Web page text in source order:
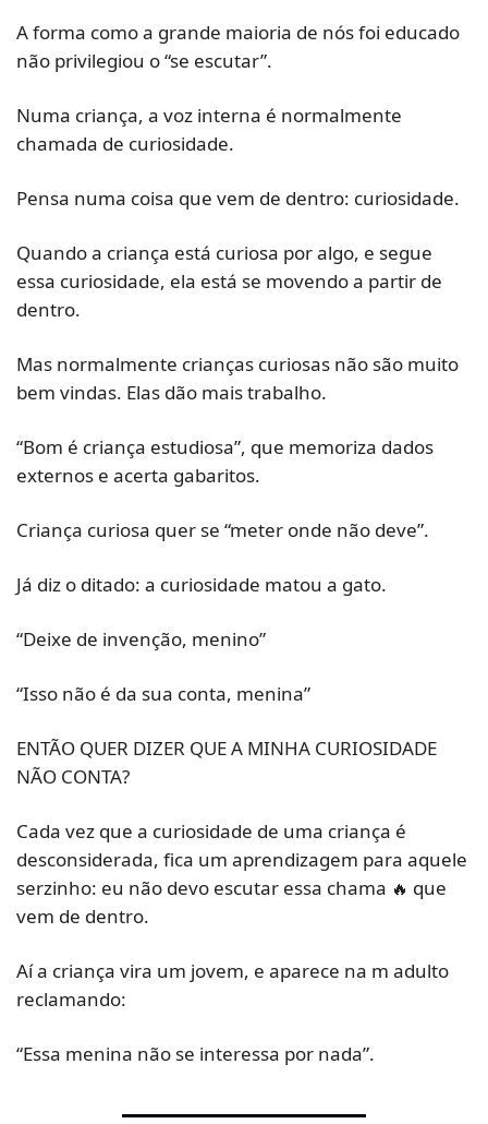
A forma como a grande maioria de nós foi educado
não privilegiou o “se escutar”.
Numa criança, a voz interna é normalmente
chamada de curiosidade.
Pensa numa coisa que vem de dentro: curiosidade.
Quando a criança está curiosa por algo, e segue
essa curiosidade, ela está se movendo a partir de
dentro.
Mas normalmente crianças curiosas não são muito
bem vindas. Elas dão mais trabalho.
“Bom é criança estudiosa”, que memoriza dados
externos e acerta gabaritos.
Criança curiosa quer se “meter onde não deve”.
Já diz o ditado: a curiosidade matou a gato.
“Deixe de invenção, menino”
“Isso não é da sua conta, menina”
ENTÃO QUER DIZER QUE A MINHA CURIOSIDADE
NÃO CONTA?
Cada vez que a curiosidade de uma criança é
desconsiderada, fica um aprendizagem para aquele
serzinho: eu não devo escutar essa chama 🔥 que
vem de dentro.
Aí a criança vira um jovem, e aparece na m adulto
reclamando:
“Essa menina não se interessa por nada”.